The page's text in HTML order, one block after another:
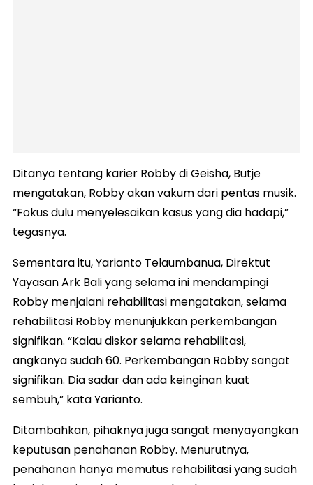
Ditanya tentang karier Robby di Geisha, Butje
mengatakan, Robby akan vakum dari pentas musik.
“Fokus dulu menyelesaikan kasus yang dia hadapi,”
tegasnya.
Sementara itu, Yarianto Telaumbanua, Direktut
Yayasan Ark Bali yang selama ini mendampingi
Robby menjalani rehabilitasi mengatakan, selama
rehabilitasi Robby menunjukkan perkembangan
signifikan. “Kalau diskor selama rehabilitasi,
angkanya sudah 60. Perkembangan Robby sangat
signifikan. Dia sadar dan ada keinginan kuat
sembuh,” kata Yarianto.
Ditambahkan, pihaknya juga sangat menyayangkan
keputusan penahanan Robby. Menurutnya,
penahanan hanya memutus rehabilitasi yang sudah